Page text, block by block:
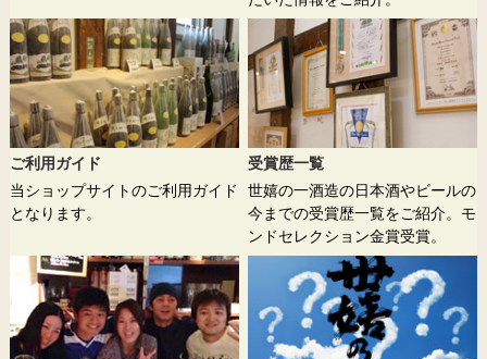
ご利用ガイド
当ショップサイトのご利用ガイド
となります。
受賞歴一覧
世嬉の一酒造の日本酒やビールの
今までの受賞歴一覧をご紹介。モ
ンドセレクション金賞受賞。